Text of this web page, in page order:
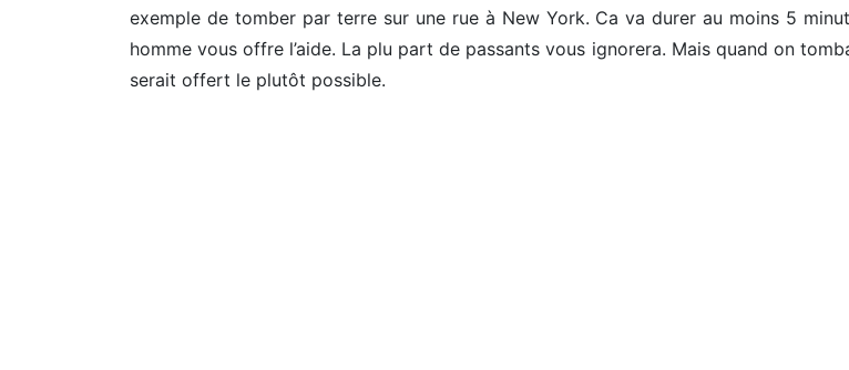
exemple de tomber par terre sur une rue à New York. Ca va durer au moins 5
homme vous offre l’aide. La plu part de passants vous ignorera. Mais quand on
serait offert le plutôt possible.